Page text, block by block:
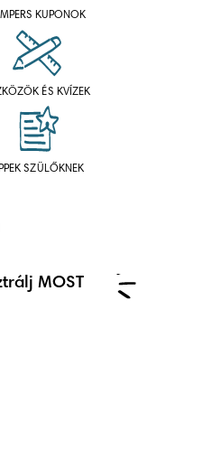
KUPONOK
ÉS KVÍZEK
SZÜLŐKNEK
MOST